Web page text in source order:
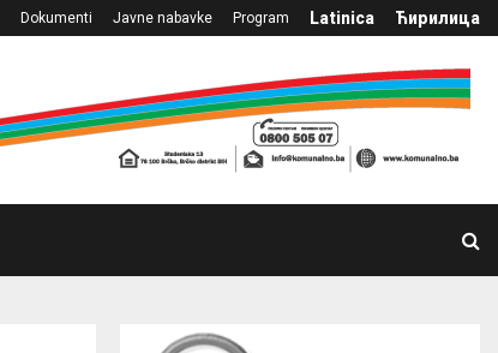
Dokumenti Javne nabavke Program Latinica Ћирилица